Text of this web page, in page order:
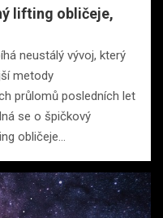
lifting obličeje,
neustálý vývoj, který
metody
průlomů posledních let
se o špičkový
obličeje…